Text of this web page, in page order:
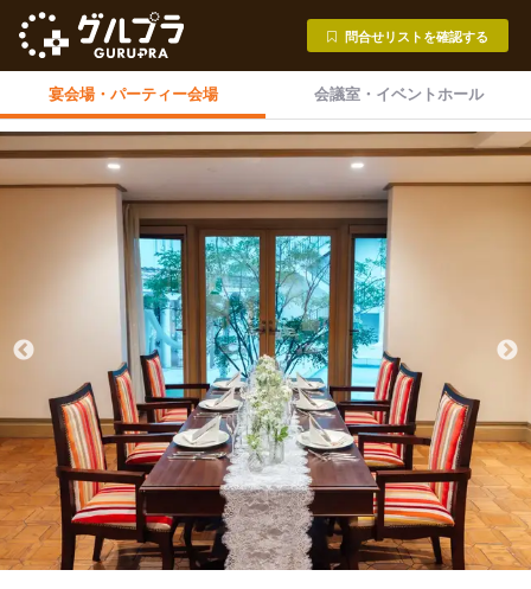
問合せリストを確認する
宴会場・ パーティー会場 会議室・ イベントホール